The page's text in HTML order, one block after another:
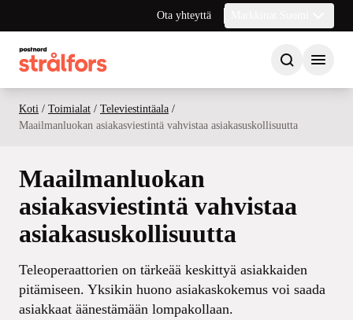
Ota yhteyttä
Koti / Toimialat / Televiestintäala /
Maailmanluokan asiakasviestintä vahvistaa asiakasuskollisuutta
Maailmanluokan
asiakasviestintä vahvistaa
asiakasuskollisuutta
Teleoperaattorien on tärkeää keskittyä asiakkaiden
pitämiseen. Yksikin huono asiakaskokemus voi saada
asiakkaat äänestämään lompakollaan.